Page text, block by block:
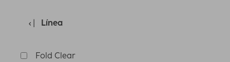
Línea
Fold Clear